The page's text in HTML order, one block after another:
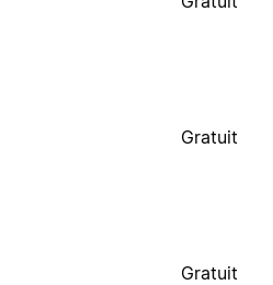
Gratuit
Gratuit